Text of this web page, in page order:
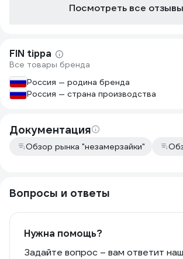
Посмотреть все отзывы
FIN tippa
Все товары бренда
Россия — родина бренда
Россия — страна производства
Документация
Обзор рынка "незамерзайки"
Вопросы и ответы
Нужна помощь?
Задайте вопрос – вам ответит